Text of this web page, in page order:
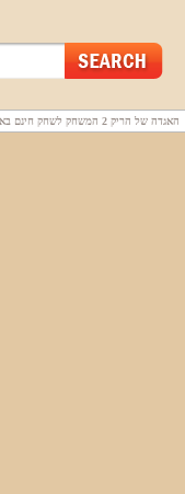
האגדה של הריק 2 המשחק לשחק חינם באינטרנט רכב, אופניים, משחקי